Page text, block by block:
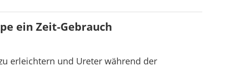
ein Zeit-Gebrauch
erleichtern und Ureter während der